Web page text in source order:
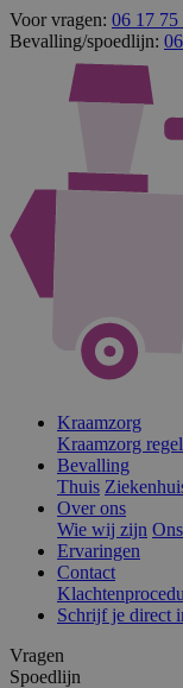
Voor vragen: 06 17 75
Bevalling/spoedlijn:
Kraamzorg
Kraamzorg
Bevalling
Thuis
Over ons
Wie wij zijn
Ervaringen
Contact
Schrijf je direct
Vragen
Spoedlijn